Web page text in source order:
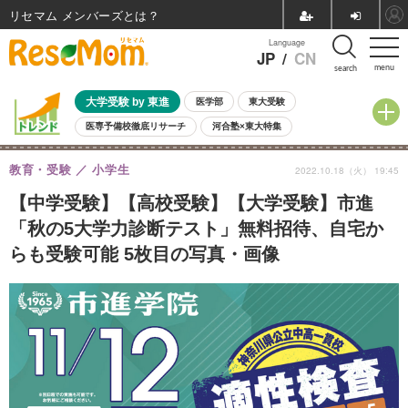
menu
Language
JP / CN search
大学受験 by 東進 医学部 東大受験
医専予備校徹底リサーチ 河合塾×東大特集
親子で考える大学選び 高校受験 中学受験 小学校受験
共通テスト 夏休み
8月開催イベント・WS 全国公立高校 過去問 人気記事
自由研究教材（小学生向け） 自由研究教材（中学生向け） ランキング
【中学受験】【高校受験】【大学受験】市進
「秋の5大学力診断テスト」無料招待、自宅か
らも受験可能 5枚目の写真・画像
教育・受験 小学生 2022.10.18（火） 19:45
リセマム メンバーズ